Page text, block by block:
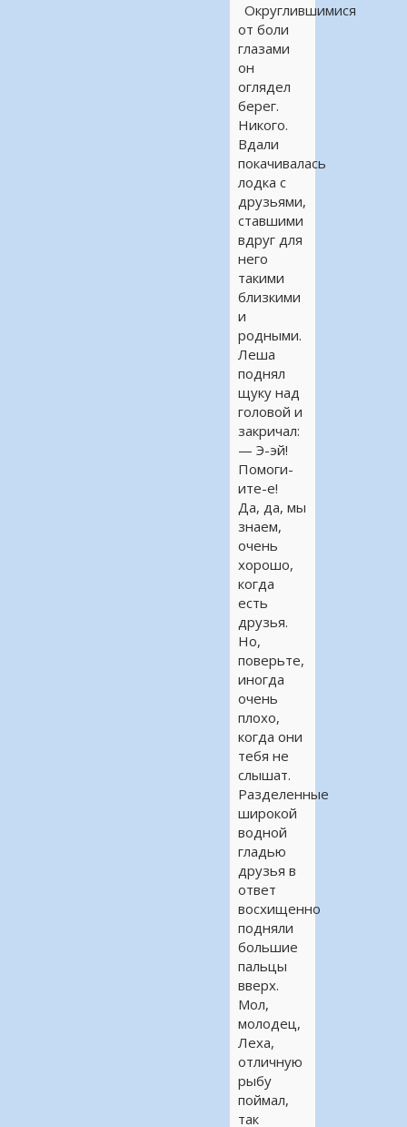
Округлившимися
от боли
глазами
он
оглядел
берег.
Никого.
Вдали
покачивалась
лодка с
друзьями,
ставшими
вдруг для
него
такими
близкими
и
родными.
Леша
поднял
щуку над
головой и
закричал:
— Э-эй!
Помоги-
ите-е!
Да, да, мы
знаем,
очень
хорошо,
когда
есть
друзья.
Но,
поверьте,
иногда
очень
плохо,
когда они
тебя не
слышат.
Разделенные
широкой
водной
гладью
друзья в
ответ
восхищенно
подняли
большие
пальцы
вверх.
Мол,
молодец,
Леха,
отличную
рыбу
поймал,
так